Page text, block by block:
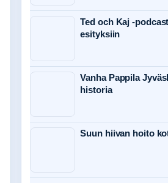
Ted och Kaj -
esityksiin
Vanha Pappila
historia
Suun hiivan hoito